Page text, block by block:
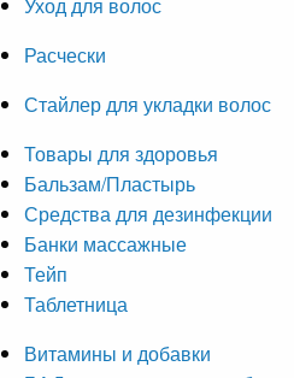
Уход для волос
Расчески
Стайлер для укладки волос
Товары для здоровья
Бальзам/Пластырь
Средства для дезинфекции
Банки массажные
Тейп
Таблетница
Витамины и добавки